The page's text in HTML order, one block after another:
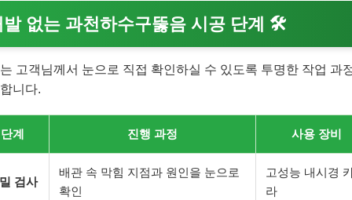
발 없는 과천하수구뚫음 시공 단계 🛠️
고객님께서 눈으로 직접 확인하실 수 있도록 투명한 작업 과
니다.
단계 진행 과정 사용 장비
검사
배관 속 막힘 지점과 원인을 눈으로
확인
고성능 내시경
라